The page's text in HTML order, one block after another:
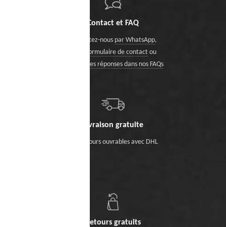
Contact et FAQ
Contactez-nous par WhatsApp,
via le formulaire de contactou
trouvez des réponses dans nos FAQs
Livraison gratuite
Sous 5 jours ouvrables avec DHL
Retours gratuits